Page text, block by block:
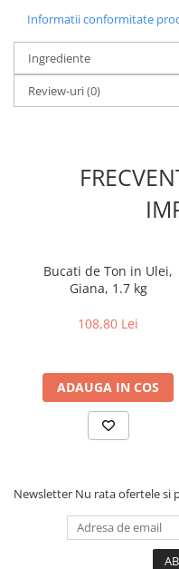
Informatii conformitate
Ingrediente
Review-uri(0)
Bucati de Ton in Ulei,
Giana, 1.7 kg
108,80 Lei
ADAUGA IN COS
Newsletter Nu rata ofertele si